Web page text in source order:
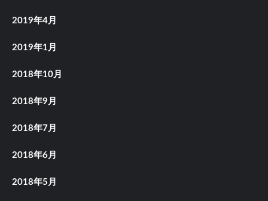
2019年4月
2019年1月
2018年10月
2018年9月
2018年7月
2018年6月
2018年5月